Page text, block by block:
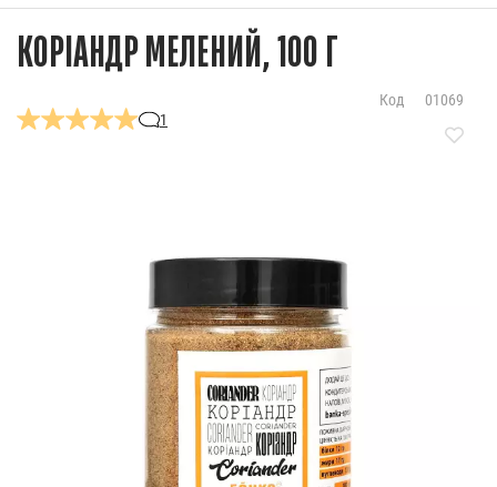
КОРІАНДР МЕЛЕНИЙ, 100 Г
1
Код 01069